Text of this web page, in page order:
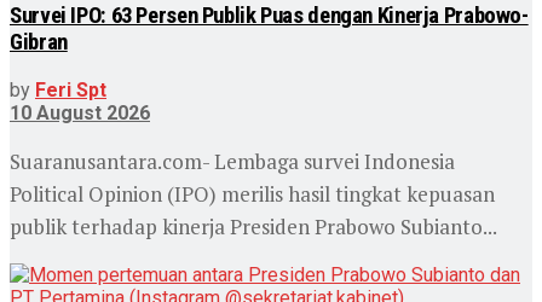
Survei IPO: 63 Persen Publik Puas dengan Kinerja Prabowo-
Gibran
by Feri Spt
10 August 2026
Suaranusantara.com- Lembaga survei Indonesia
Political Opinion (IPO) merilis hasil tingkat kepuasan
publik terhadap kinerja Presiden Prabowo Subianto...